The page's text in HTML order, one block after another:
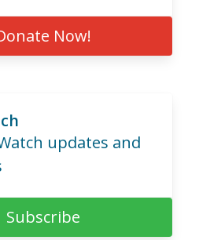
Now!
updates and
Subscribe